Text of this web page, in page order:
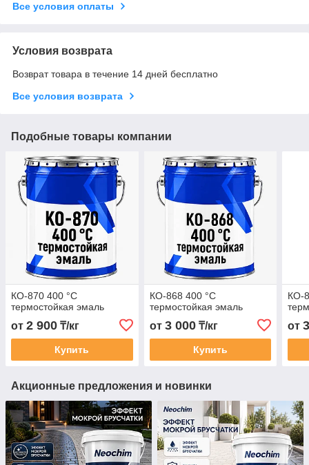
Все условия оплаты
Условия возврата
Возврат товара в течение 14 дней бесплатно
Все условия возврата
Подобные товары компании
КО-870 400 °C
термостойкая эмаль
от 2 900 ₸/кг
Купить
КО-868 400 °C
термостойкая эмаль
от 3 000₸/кг
Купить
КО-
от
Акционные предложения и новинки